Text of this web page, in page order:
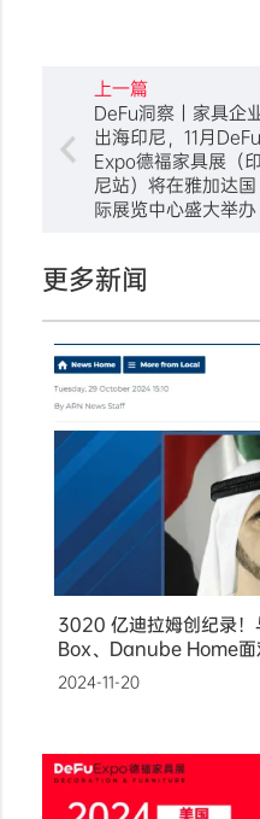
上一篇
DeFu洞察丨家具企
出海印尼，11月DeFu
Expo德福家具展（印
尼站）将在雅加达国
际展览中心盛大举办
更多新闻
3020 亿迪拉姆创纪录
Box、Danube Home面
2024-11-20